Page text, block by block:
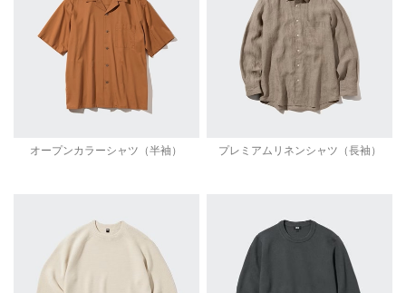
オープンカラーシャツ（半袖） プレミアムリネンシャツ（長袖）